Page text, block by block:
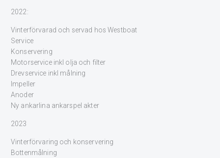
2022:
Vinterförvarad och servad hos Westboat
Service
Konservering
Motorservice inkl olja och filter
Drevservice inkl målning
Impeller
Anoder
Ny ankarlina ankarspel akter
2023
Vinterförvaring och konservering
Bottenmålning